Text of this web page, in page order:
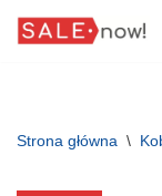
Strona główna \